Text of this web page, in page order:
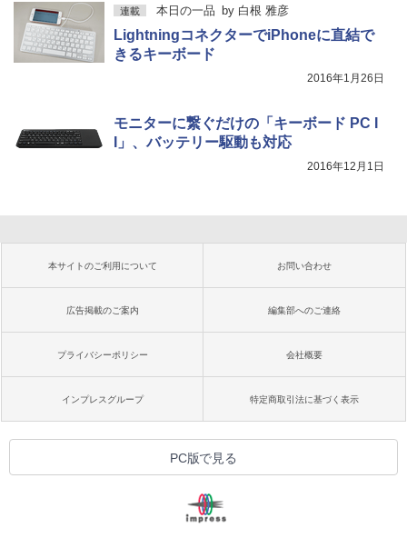
連載 本日の一品 by 白根 雅彦
LightningコネクターでiPhoneに直結で
きるキーボード
2016年1月26日
モニターに繋ぐだけの「キーボード PC I
I」、バッテリー駆動も対応
2016年12月1日
本サイトのご利用について お問い合わせ
広告掲載のご案内 編集部へのご連絡
プライバシーポリシー 会社概要
インプレスグループ 特定商取引法に基づく表示
PC版で見る